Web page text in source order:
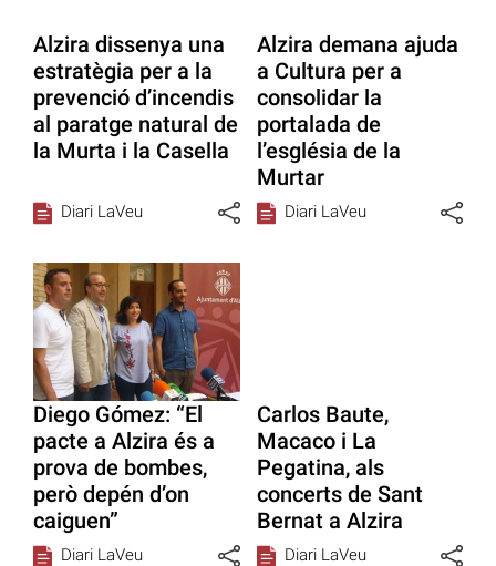
Alzira dissenya una
estratègia per a la
prevenció d’incendis
al paratge natural de
la Murta i la Casella
Diari LaVeu
Alzira demana ajuda
a Cultura per a
consolidar la
portalada de
l’església de la
Murtar
Diari LaVeu
Diego Gómez: “El
pacte a Alzira és a
prova de bombes,
però depén d’on
caiguen”
Diari LaVeu
Carlos Baute,
Macaco i La
Pegatina, als
concerts de Sant
Bernat a Alzira
Diari LaVeu